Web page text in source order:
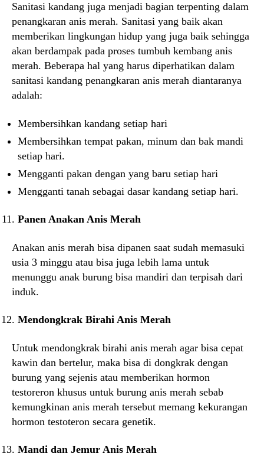
Sanitasi kandang juga menjadi bagian terpenting dalam
penangkaran anis merah. Sanitasi yang baik akan
memberikan lingkungan hidup yang juga baik sehingga
akan berdampak pada proses tumbuh kembang anis
merah. Beberapa hal yang harus diperhatikan dalam
sanitasi kandang penangkaran anis merah diantaranya
adalah:
Membersihkan kandang setiap hari
Membersihkan tempat pakan, minum dan bak mandi
setiap hari.
Mengganti pakan dengan yang baru setiap hari
Mengganti tanah sebagai dasar kandang setiap hari.
Panen Anakan Anis Merah
Anakan anis merah bisa dipanen saat sudah memasuki
usia 3 minggu atau bisa juga lebih lama untuk
menunggu anak burung bisa mandiri dan terpisah dari
induk.
Mendongkrak Birahi Anis Merah
Untuk mendongkrak birahi anis merah agar bisa cepat
kawin dan bertelur, maka bisa di dongkrak dengan
burung yang sejenis atau memberikan hormon
testoreron khusus untuk burung anis merah sebab
kemungkinan anis merah tersebut memang kekurangan
hormon testoteron secara genetik.
Mandi dan Jemur Anis Merah